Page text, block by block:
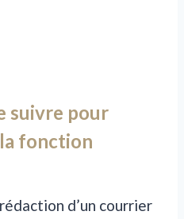
suivre pour
fonction
d’un courrier